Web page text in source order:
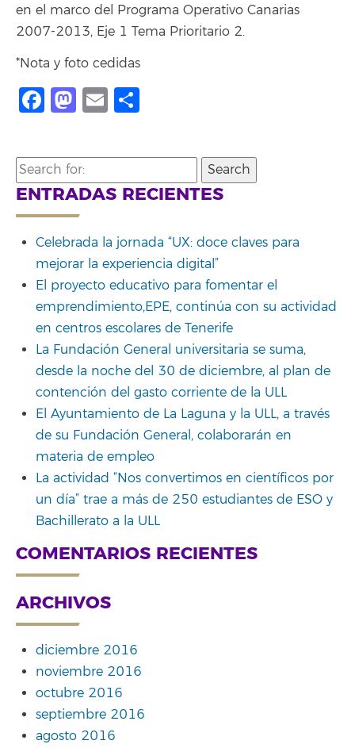
en el marco del Programa Operativo Canarias
2007-2013, Eje 1 Tema Prioritario 2.
*Nota y foto cedidas
Facebook
Mastodon
Email
Search
for:
ENTRADAS RECIENTES
Celebrada la jornada “UX: doce claves para
mejorar la experiencia digital”
El proyecto educativo para fomentar el
emprendimiento,EPE, continúa con su actividad
en centros escolares de Tenerife
La Fundación General universitaria se suma,
desde la noche del 30 de diciembre, al plan de
contención del gasto corriente de la ULL
El Ayuntamiento de La Laguna y la ULL, a través
de su Fundación General, colaborarán en
materia de empleo
La actividad “Nos convertimos en científicos por
un día” trae a más de 250 estudiantes de ESO y
Bachillerato a la ULL
COMENTARIOS RECIENTES
ARCHIVOS
diciembre 2016
noviembre 2016
octubre 2016
septiembre 2016
agosto 2016